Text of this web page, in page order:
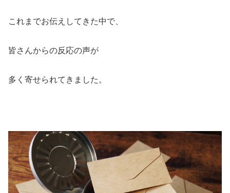
これまでお伝えしてきた中で、
皆さんからの反応の声が
多く寄せられてきました。